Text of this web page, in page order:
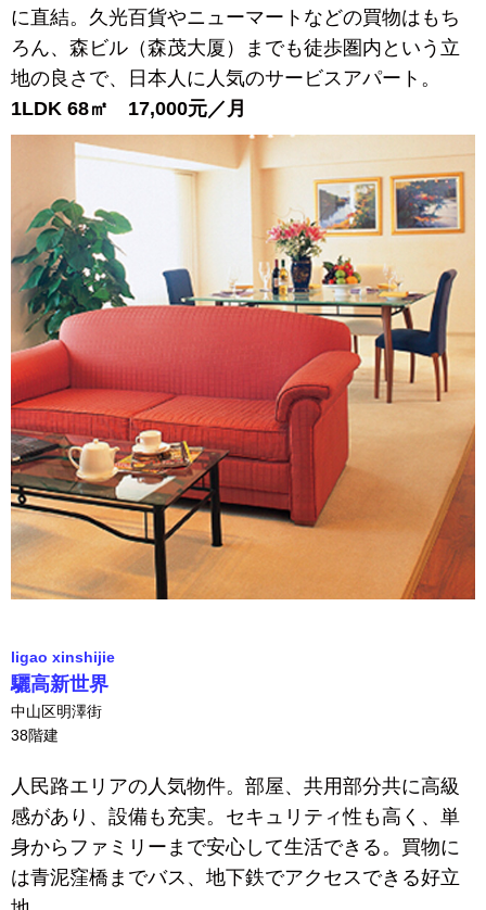
に直結。久光百貨やニューマートなどの買物はもち
ろん、森ビル（森茂大厦）までも徒歩圏内という立
地の良さで、日本人に人気のサービスアパート。
1LDK 68㎡ 17,000元／月
ligao xinshijie
驪高新世界
中山区明澤街
38階建
人民路エリアの人気物件。部屋、共用部分共に高級
感があり、設備も充実。セキュリティ性も高く、単
身からファミリーまで安心して生活できる。買物に
は青泥窪橋までバス、地下鉄でアクセスできる好立